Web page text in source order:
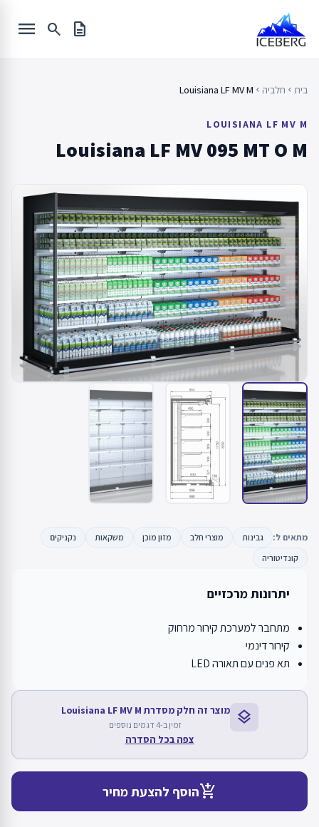
content
description
search
menu
בית chevron_left חלביה chevron_left
Louisiana LF MV M
LOUISIANA LF MV M
Louisiana LF MV 095 MT O M
מתאים ל: גבינות מוצרי חלב מזון מוכן משקאות
נקניקים
קונדיטוריה
יתרונות מרכזיים
מתחבר למערכת קירור מרחוק
קירור דינמי
תא פנים עם תאורה LED
layers מוצר זה חלק מסדרת Louisiana LF MV M
זמין ב-4 דגמים נוספים
צפה בכל הסדרה
add_shopping_cartהוסף להצעת מחיר